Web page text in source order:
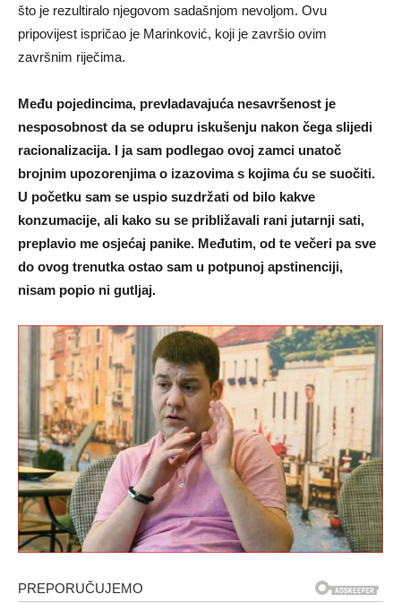
što je rezultiralo njegovom sadašnjom nevoljom. Ovu
pripovijest ispričao je Marinković, koji je završio ovim
završnim riječima.
Među pojedincima, prevladavajuća nesavršenost je
nesposobnost da se odupru iskušenju nakon čega slijedi
racionalizacija. I ja sam podlegao ovoj zamci unatoč
brojnim upozorenjima o izazovima s kojima ću se suočiti.
U početku sam se uspio suzdržati od bilo kakve
konzumacije, ali kako su se približavali rani jutarnji sati,
preplavio me osjećaj panike. Međutim, od te večeri pa sve
do ovog trenutka ostao sam u potpunoj apstinenciji,
nisam popio ni gutljaj.